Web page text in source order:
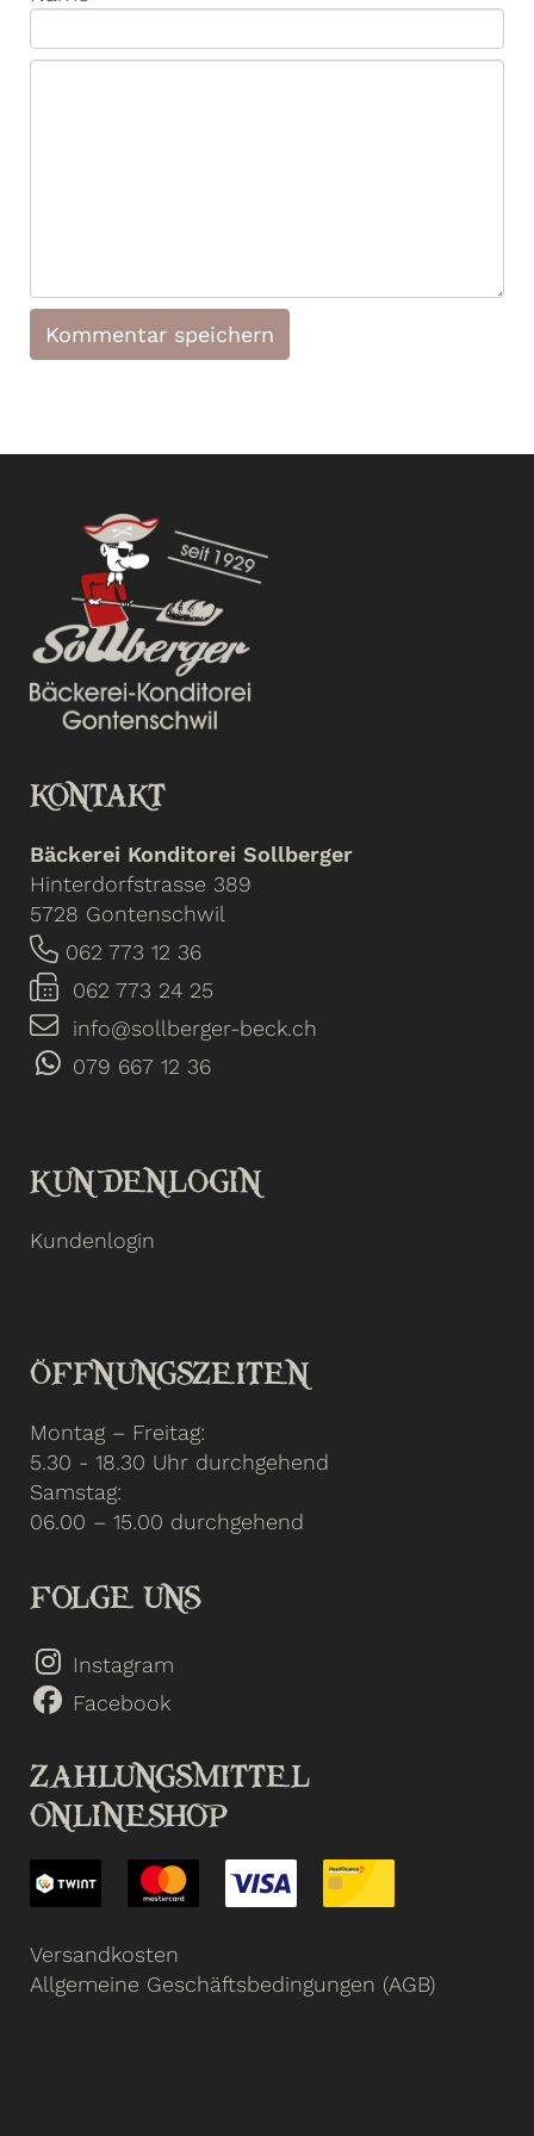
KONTAKT
Bäckerei Konditorei Sollberger
Hinterdorfstrasse 389
5728 Gontenschwil
062 773 12 36
062 773 24 25
info@sollberger-beck.ch
079 667 12 36
KUNDENLOGIN
Kundenlogin
ÖFFNUNGSZEITEN
Montag – Freitag:
5.30 - 18.30 Uhr durchgehend
Samstag:
06.00 – 15.00 durchgehend
FOLGE UNS
Instagram
Facebook
ZAHLUNGSMITTEL
ONLINESHOP
Versandkosten
Allgemeine Geschäftsbedingungen (AGB)